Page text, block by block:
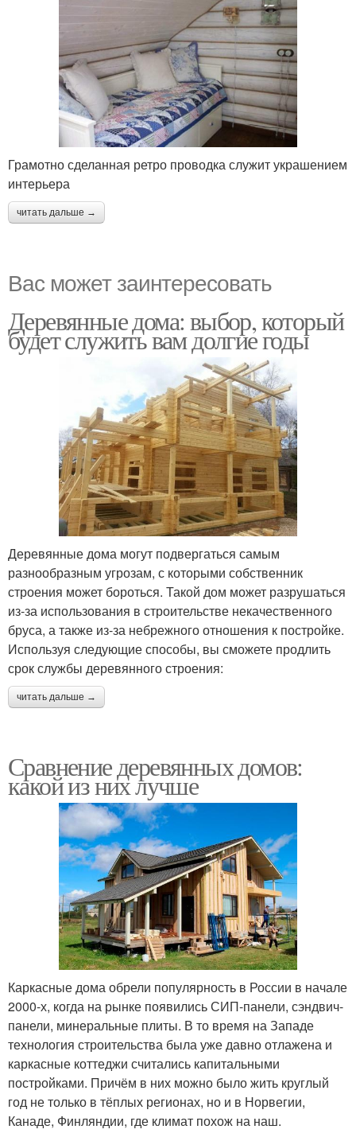
Грамотно сделанная ретро проводка служит украшением
интерьера
читать дальше →
Вас может заинтересовать
Деревянные дома: выбор, который
будет служить вам долгие годы
Деревянные дома могут подвергаться самым
разнообразным угрозам, с которыми собственник
строения может бороться. Такой дом может разрушаться
из-за использования в строительстве некачественного
бруса, а также из-за небрежного отношения к постройке.
Используя следующие способы, вы сможете продлить
срок службы деревянного строения:
читать дальше →
Сравнение деревянных домов:
какой из них лучше
Каркасные дома обрели популярность в России в начале
2000-х, когда на рынке появились СИП-панели, сэндвич-
панели, минеральные плиты. В то время на Западе
технология строительства была уже давно отлажена и
каркасные коттеджи считались капитальными
постройками. Причём в них можно было жить круглый
год не только в тёплых регионах, но и в Норвегии,
Канаде, Финляндии, где климат похож на наш.